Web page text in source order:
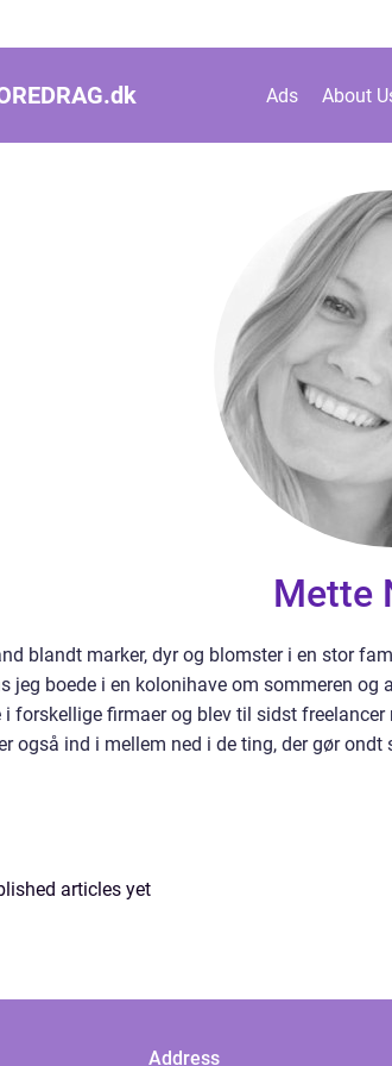
dk Ads About
Mette
blandt marker, dyr og blomster i en stor
jeg boede i en kolonihave om sommeren og
i forskellige firmaer og blev til sidst
også ind i mellem ned i de ting, der gør
articles yet
Address